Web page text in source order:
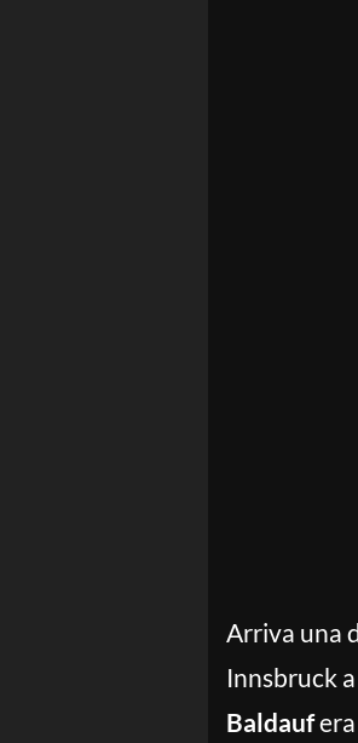
Arriva una
Innsbruck a
Baldaufera